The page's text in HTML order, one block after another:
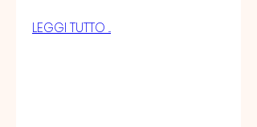
LEGGI TUTTO ...